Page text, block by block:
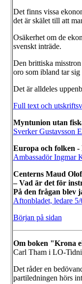
Det finns vissa
det är skälet till att
Osäkerhet om de
svenskt inträde.
Den brittiska
oro som ibland tar
Det är alldeles
Full text och
Myntunion utan
Sverker Gustavsson
Europa och folken -
Ambassadör Ingmar
Centerns Maud
– Vad är det för
På den frågan blev
Aftonbladet, ledare
Början på sidan
Om boken "Krona
Carl Tham i LO-
Det råder en
partiledningen hörs